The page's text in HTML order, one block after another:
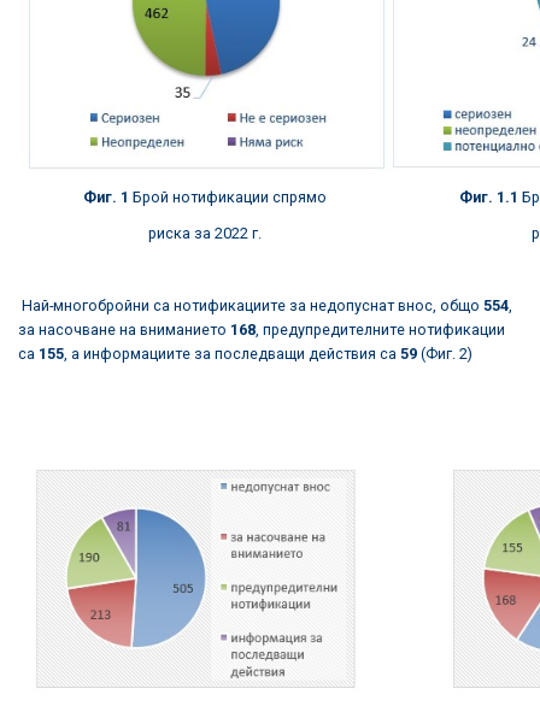
Фиг. 1 Брой нотификации спрямо
риска за 2022 г.
Фиг. 1.1
Най-многобройни са нотификациите за недопуснат внос, общо 554
за насочване на вниманието 168 , предупредителните нотификации
са 155 , а информациите за последващи действия са 59 (Фиг. 2)